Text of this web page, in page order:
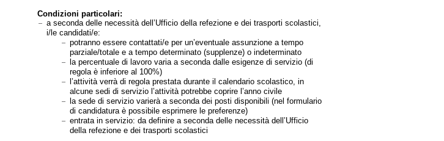
Condizioni particolari:
a seconda delle necessità dell’Ufficio della refezione e dei trasporti scolastici,
i/le candidati/e:
potranno essere contattati/e per un’eventuale assunzione a tempo
parziale/totale e a tempo determinato (supplenze) o indeterminato
la percentuale di lavoro varia a seconda dalle esigenze di servizio (di
regola è inferiore al 100%)
l’attività verrà di regola prestata durante il calendario scolastico, in
alcune sedi di servizio l’attività potrebbe coprire l’anno civile
la sede di servizio varierà a seconda dei posti disponibili (nel formulario
di candidatura è possibile esprimere le preferenze)
entrata in servizio: da definire a seconda delle necessità dell’Ufficio
della refezione e dei trasporti scolastici